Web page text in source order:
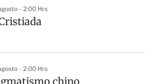
- 2:00 Hrs
- 2:00 Hrs
chino